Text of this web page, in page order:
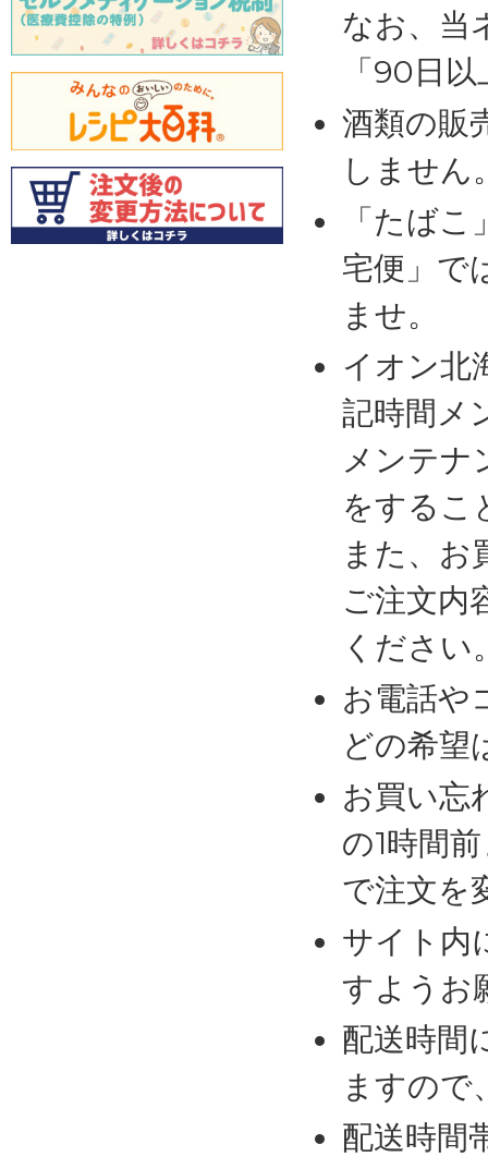
なお、当
「90日
酒類の販
しません
「たば
宅便」で
ませ。
イオン北
記時間メ
メンテナ
をするこ
また、お
ご注文内
ください
お電話や
どの希望
お買い忘
の1時間
で注文を
サイト内
すようお
配送時間
ますので
配送時間